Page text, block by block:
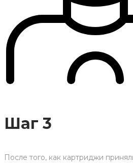
Шаг 3
После того, как картриджи